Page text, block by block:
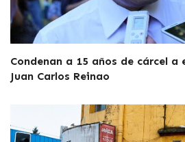
Condenan a 15 años de cárcel a
Juan Carlos Reinao